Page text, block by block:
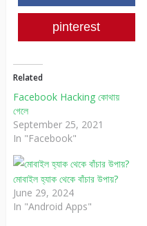
pinterest
Related
Facebook Hacking কোথায়
গেলে
September 25, 2021
In "Facebook"
মোবাইল হ্যাক থেকে বাঁচার উপায়?
June 29, 2024
In "Android Apps"